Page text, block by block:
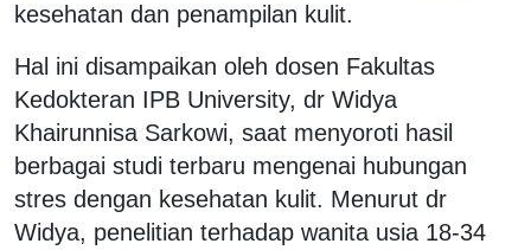
kesehatan dan penampilan kulit.
Hal ini disampaikan oleh dosen Fakultas
Kedokteran IPB University, dr Widya
Khairunnisa Sarkowi, saat menyoroti hasil
berbagai studi terbaru mengenai hubungan
stres dengan kesehatan kulit. Menurut dr
Widya, penelitian terhadap wanita usia 18-34